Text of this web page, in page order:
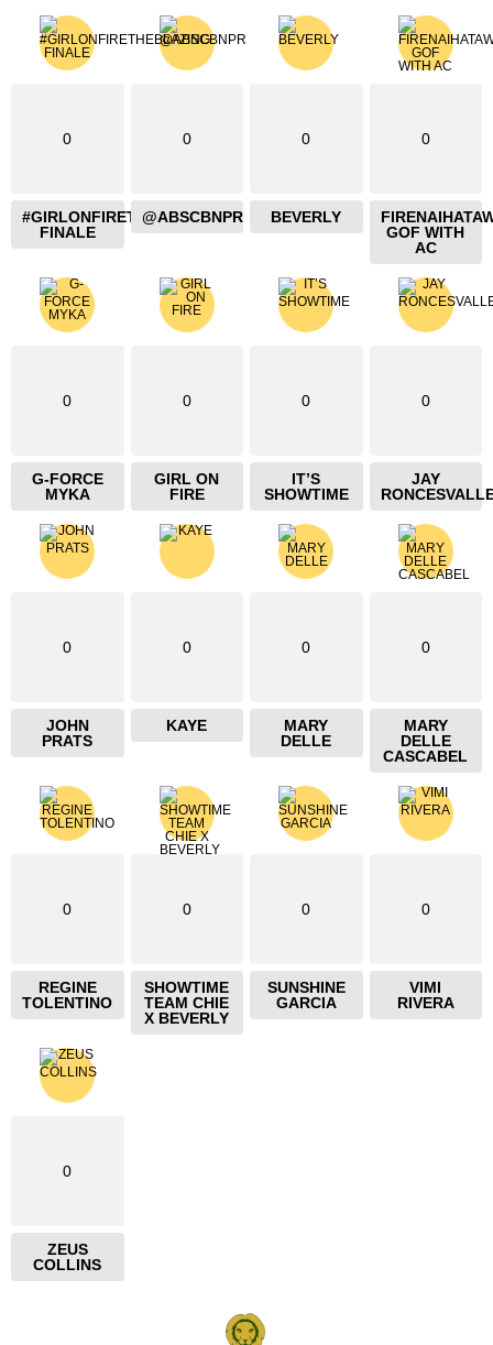
0
#GIRLONFIRETHEBLAZING
FINALE
0
@ABSCBNPR
0
BEVERLY
0
GOF WITH
AC
0
G-FORCE
MYKA
0
GIRL ON
FIRE
0
IT’S
SHOWTIME
0
JAY
0
JOHN
PRATS
0
KAYE
0
MARY
DELLE
0
MARY
DELLE
CASCABEL
0
REGINE
TOLENTINO
0
SHOWTIME
TEAM CHIE
X BEVERLY
0
SUNSHINE
GARCIA
0
VIMI
RIVERA
0
ZEUS
COLLINS